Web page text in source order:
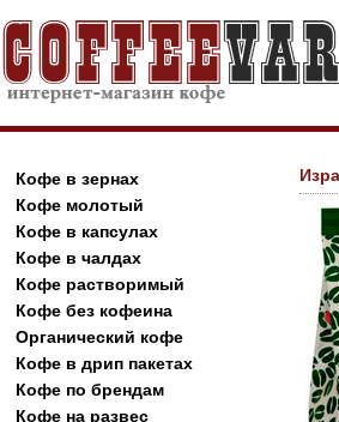
Кофе в зернах
Кофе молотый
Кофе в капсулах
Кофе в чалдах
Кофе растворимый
Кофе без кофеина
Органический кофе
Кофе в дрип пакетах
Кофе по брендам
Кофе на развес